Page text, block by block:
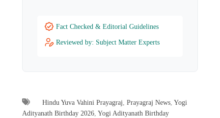
Fact Checked & Editorial Guidelines
Reviewed by: Subject Matter Experts
Hindu Yuva Vahini Prayagraj, Prayagraj News, Yogi
Adityanath Birthday 2026, Yogi Adityanath Birthday